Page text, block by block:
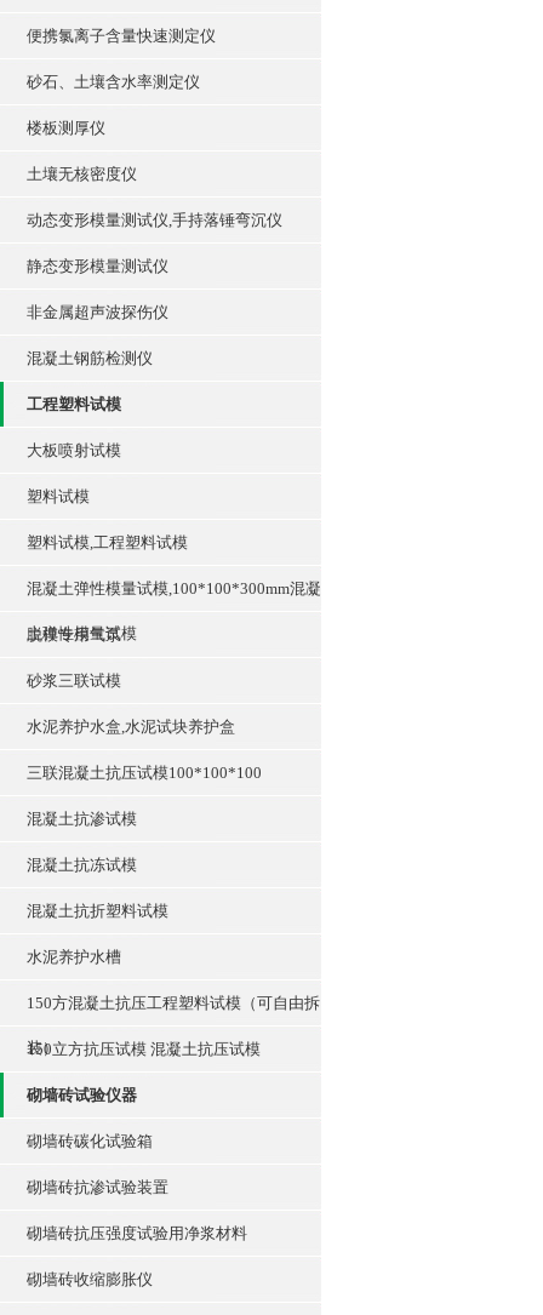
便携氯离子含量快速测定仪
砂石、土壤含水率测定仪
楼板测厚仪
土壤无核密度仪
动态变形模量测试仪,手持落锤弯沉仪
静态变形模量测试仪
非金属超声波探伤仪
混凝土钢筋检测仪
工程塑料试模
大板喷射试模
塑料试模
塑料试模,工程塑料试模
混凝土弹性模量试模,100*100*300mm混凝
土弹性模量试模
脱模专用气泵
砂浆三联试模
水泥养护水盒,水泥试块养护盒
三联混凝土抗压试模100*100*100
混凝土抗渗试模
混凝土抗冻试模
混凝土抗折塑料试模
水泥养护水槽
150方混凝土抗压工程塑料试模（可自由拆
装）
150立方抗压试模 混凝土抗压试模
砌墙砖试验仪器
砌墙砖碳化试验箱
砌墙砖抗渗试验装置
砌墙砖抗压强度试验用净浆材料
砌墙砖收缩膨胀仪